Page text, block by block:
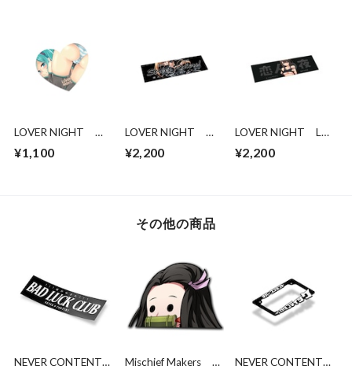
LOVER NIGHT
HEART STICKER
¥1,100
LOVER NIGHT
¥2,200
LOVER NIGHT LN
¥2,200
その他の商品
NEVER CONTENT
Mischief Makers
NEVER CONTENT